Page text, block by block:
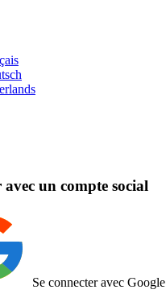
avec un compte social
Se connecter avec Google